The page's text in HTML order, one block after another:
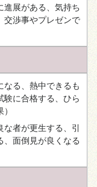
進展がある、気持ち
交渉事やプレゼンで
なる、熱中できるも
験に合格する、ひら
者が更生する、引
、面倒見が良くなる